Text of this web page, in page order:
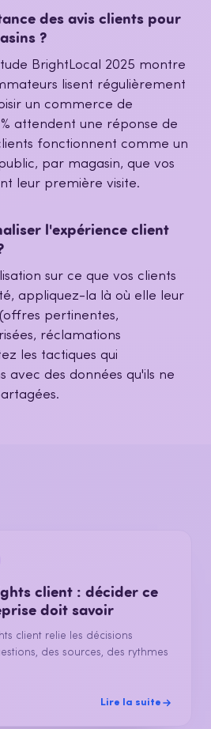
des avis clients pour
?
BrightLocal 2025 montre
lisent régulièrement
un commerce de
attendent une réponse de
fonctionnent comme un
par magasin, que vos
leur première visite.
l'expérience client
sur ce que vos clients
appliquez-la là où elle leur
pertinentes,
réclamations
les tactiques qui
avec des données qu'ils ne
client : décider ce
doit savoir
client relie les décisions
des sources, des rythmes
Lire la suite